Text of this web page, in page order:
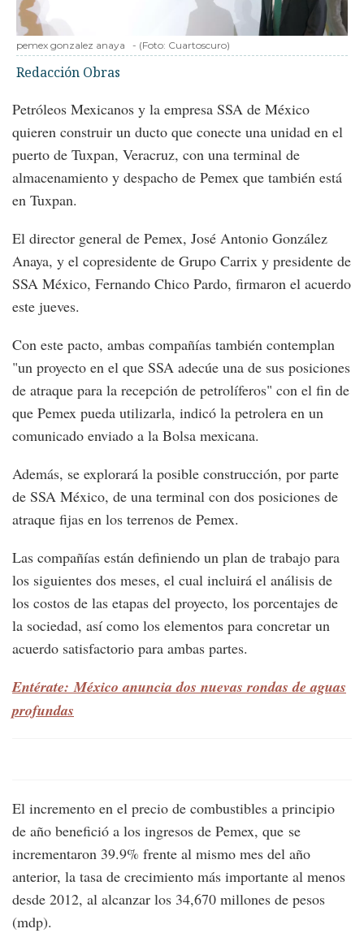
pemex gonzalez anaya - (Foto: Cuartoscuro)
Redacción Obras
Petróleos Mexicanos y la empresa SSA de México
quieren construir un ducto que conecte una unidad en el
puerto de Tuxpan, Veracruz, con una terminal de
almacenamiento y despacho de Pemex que también está
en Tuxpan.
El director general de Pemex, José Antonio González
Anaya, y el copresidente de Grupo Carrix y presidente de
SSA México, Fernando Chico Pardo, firmaron el acuerdo
este jueves.
Con este pacto, ambas compañías también contemplan
"un proyecto en el que SSA adecúe una de sus posiciones
de atraque para la recepción de petrolíferos" con el fin de
que Pemex pueda utilizarla, indicó la petrolera en un
comunicado enviado a la Bolsa mexicana.
Además, se explorará la posible construcción, por parte
de SSA México, de una terminal con dos posiciones de
atraque fijas en los terrenos de Pemex.
Las compañías están definiendo un plan de trabajo para
los siguientes dos meses, el cual incluirá el análisis de
los costos de las etapas del proyecto, los porcentajes de
la sociedad, así como los elementos para concretar un
acuerdo satisfactorio para ambas partes.
Entérate: México anuncia dos nuevas rondas de aguas
profundas
El incremento en el precio de combustibles a principio
de año benefició a los ingresos de Pemex, que se
incrementaron 39.9% frente al mismo mes del año
anterior, la tasa de crecimiento más importante al menos
desde 2012, al alcanzar los 34,670 millones de pesos
(mdp).